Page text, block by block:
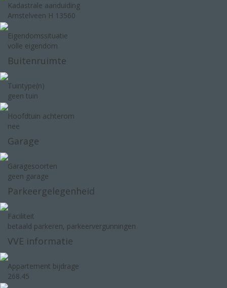
Kadastrale aanduiding
Amstelveen H 13560
Eigendomssituatie
volle eigendom
Buitenruimte
Tuintype(n)
geen tuin
Hoofdtuin achterom
nee
Garage
Garagesoorten
geen garage
Parkeergelegenheid
Faciliteit
betaald parkeren, parkeervergunningen
VVE informatie
Appartement bijdrage
268.45